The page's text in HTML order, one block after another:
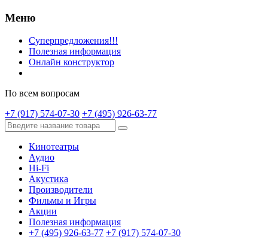
Меню
Суперпредложения!!!
Полезная информация
Онлайн конструктор
По всем вопросам
+7 (917) 574-07-30 +7 (495) 926-63-77
Кинотеатры
Аудио
Hi-Fi
Акустика
Производители
Фильмы и Игры
Акции
Полезная информация
+7 (495) 926-63-77 +7 (917) 574-07-30